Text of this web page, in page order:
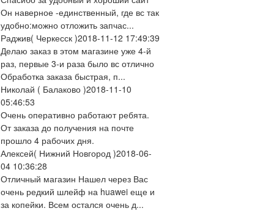
Он наверное -единственный, где вс так
удобно:можно отложить запчас...
Раджив( Черкесск )2018-11-12 17:49:39
Делаю заказ в этом магазине уже 4-й
раз, первые 3-и раза было вс отлично
Обработка заказа быстрая, п...
Николай ( Балаково )2018-11-10
05:46:53
Очень оперативно работают ребята.
От заказа до получения на почте
прошло 4 рабочих дня.
Алексей( Нижний Новгород )2018-06-
04 10:36:28
Отличный магазин Нашел через Вас
очень редкий шлейф на huawei еще и
за копейки. Всем остался очень д...